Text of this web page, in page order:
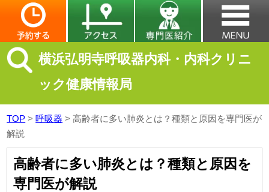
横浜弘明寺呼吸器内科・内科クリニ
ック健康情報局
TOP >呼吸器 >高齢者に多い肺炎とは？種類と原因を専門医が
解説
高齢者に多い肺炎とは？種類と原因を
専門医が解説